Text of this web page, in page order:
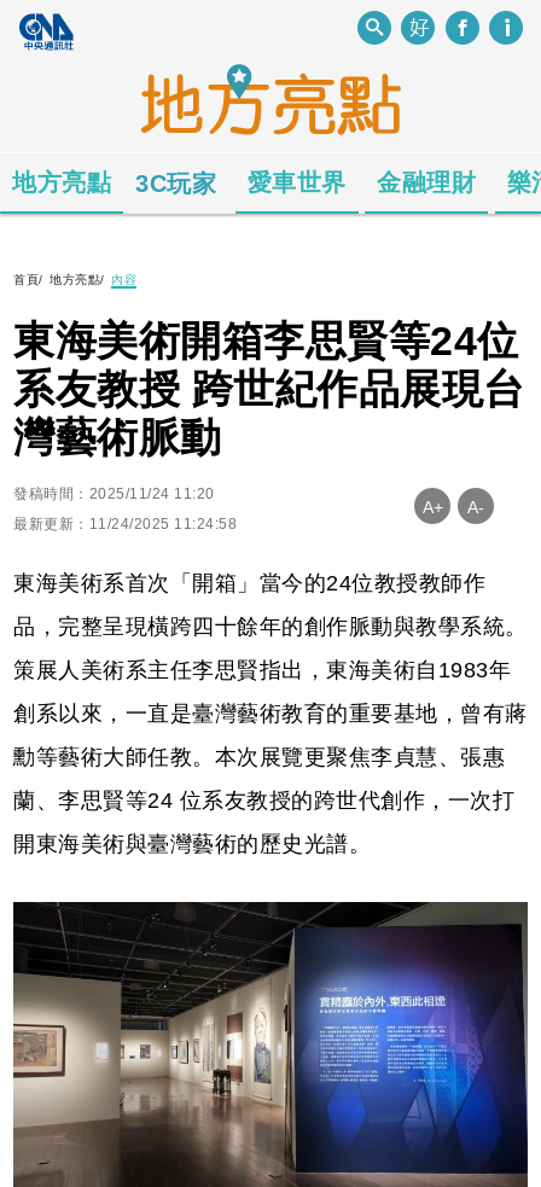
地方亮點 3C玩家 愛車世界 金融理財 樂
首頁/ 地方亮點/ 內容
東海美術開箱李思賢等24位
系友教授 跨世紀作品展現台
灣藝術脈動
發稿時間：2025/11/24 11:20
最新更新：11/24/2025 11:24:58
A+ A-
東海美術系首次「開箱」當今的24位教授教師作
品，完整呈現橫跨四十餘年的創作脈動與教學系統。
策展人美術系主任李思賢指出，東海美術自1983年
創系以來，一直是臺灣藝術教育的重要基地，曾有蔣
勳等藝術大師任教。本次展覽更聚焦李貞慧、張惠
蘭、李思賢等24 位系友教授的跨世代創作，一次打
開東海美術與臺灣藝術的歷史光譜。